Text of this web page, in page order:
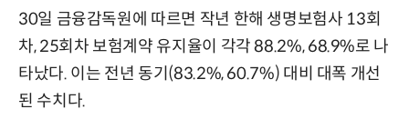
30일 금융감독원에 따르면 작년 한해 생명보험사 13회
차, 25회차 보험계약 유지율이 각각 88.2%, 68.9%로 나
타났다. 이는 전년 동기(83.2%, 60.7%) 대비 대폭 개선
된 수치다.